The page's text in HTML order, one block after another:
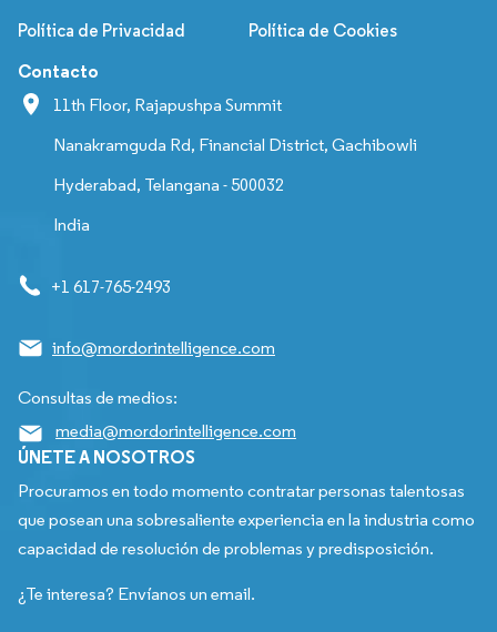
Política de Privacidad Política de Cookies
Contacto
11th Floor, Rajapushpa Summit
Nanakramguda Rd, Financial District, Gachibowli
Hyderabad, Telangana - 500032
India
+1 617-765-2493
info@mordorintelligence.com
Consultas de medios:
media@mordorintelligence.com
ÚNETE A NOSOTROS
Procuramos en todo momento contratar personas talentosas
que posean una sobresaliente experiencia en la industria como
capacidad de resolución de problemas y predisposición.
¿Te interesa? Envíanos un email.